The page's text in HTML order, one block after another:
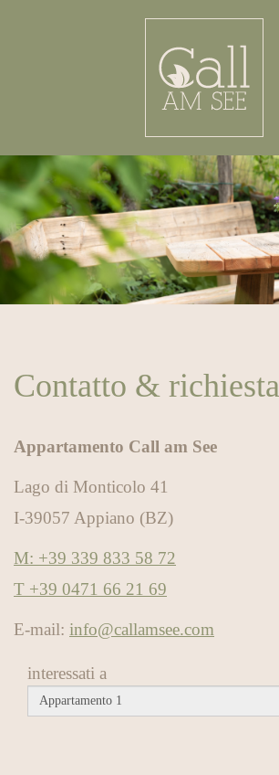
Contatto & richiesta
Appartamento Call am See
Lago di Monticolo 41
I-39057 Appiano (BZ)
M: +39 339 833 58 72
T +39 0471 66 21 69
E-mail: info@callamsee.com
interessati a